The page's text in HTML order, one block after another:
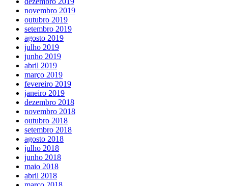
novembro 2019
outubro 2019
setembro 2019
agosto 2019
julho 2019
junho 2019
abril 2019
março 2019
fevereiro 2019
janeiro 2019
dezembro 2018
novembro 2018
outubro 2018
setembro 2018
agosto 2018
julho 2018
junho 2018
maio 2018
abril 2018